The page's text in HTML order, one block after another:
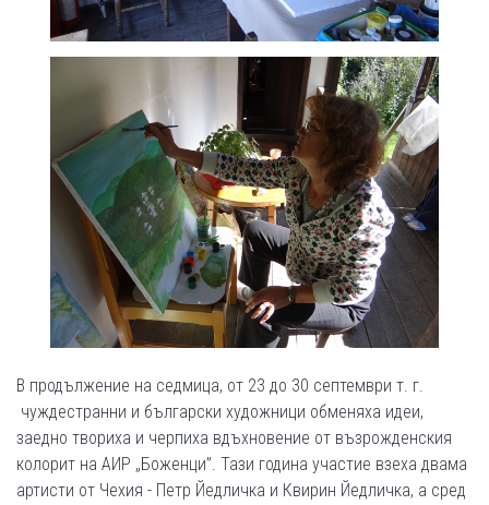
В продължение на седмица, от 23 до 30 септември т. г.
чуждестранни и български художници обменяха идеи,
заедно твориха и черпиха вдъхновение от възрожденския
колорит на АИР „Боженци”. Тази година участие взеха двама
артисти от Чехия - Петр Йедличка и Квирин Йедличка, а сред